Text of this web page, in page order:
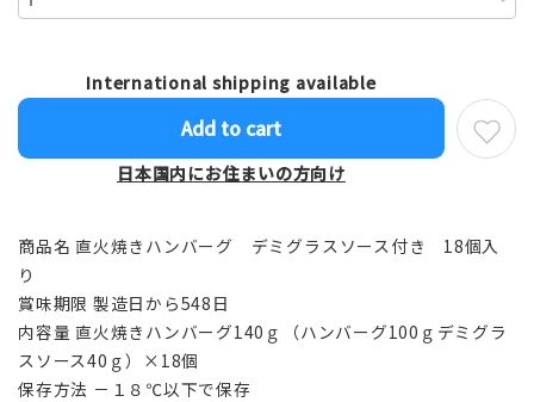
International shipping available
Add to cart
日本国内にお住まいの方向け
商品名 直火焼きハンバーグ デミグラスソース付き 18個入
り
賞味期限 製造日から548日
内容量 直火焼きハンバーグ140ｇ（ハンバーグ100ｇデミグラ
スソース40ｇ）×18個
保存方法 －１８℃以下で保存